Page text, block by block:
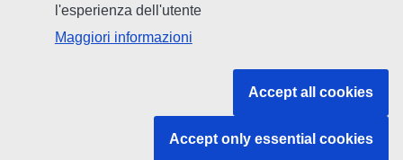
Cerca icanali social
l'esperienza dell'utente
Maggiori informazioni
Accept all cookies
Accept only essential cookies